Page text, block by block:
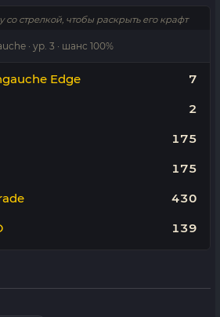
стрелкой, чтобы раскрыть его крафт
· ур. 3 · шанс 100%
Edge 7
2
175
175
430
139